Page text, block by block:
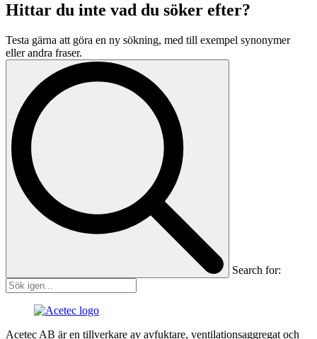
Hittar du inte vad du söker efter?
Testa gärna att göra en ny sökning, med till exempel synonymer
eller andra fraser.
Search for:
Acetec AB är en tillverkare av avfuktare, ventilationsaggregat och